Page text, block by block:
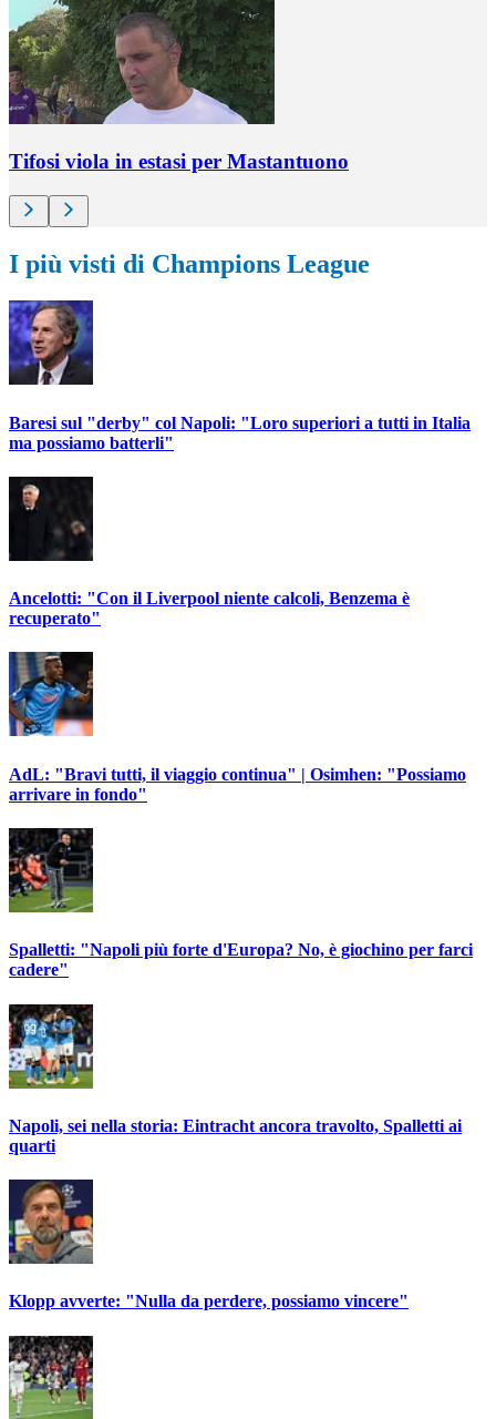
Tifosi viola in estasi per Mastantuono
I più visti di Champions League
Baresi sul "derby" col Napoli: "Loro superiori a tutti in Italia
ma possiamo batterli"
Ancelotti: "Con il Liverpool niente calcoli, Benzema è
recuperato"
AdL: "Bravi tutti, il viaggio continua" | Osimhen: "Possiamo
arrivare in fondo"
Spalletti: "Napoli più forte d'Europa? No, è giochino per farci
cadere"
Napoli, sei nella storia: Eintracht ancora travolto, Spalletti ai
quarti
Klopp avverte: "Nulla da perdere, possiamo vincere"